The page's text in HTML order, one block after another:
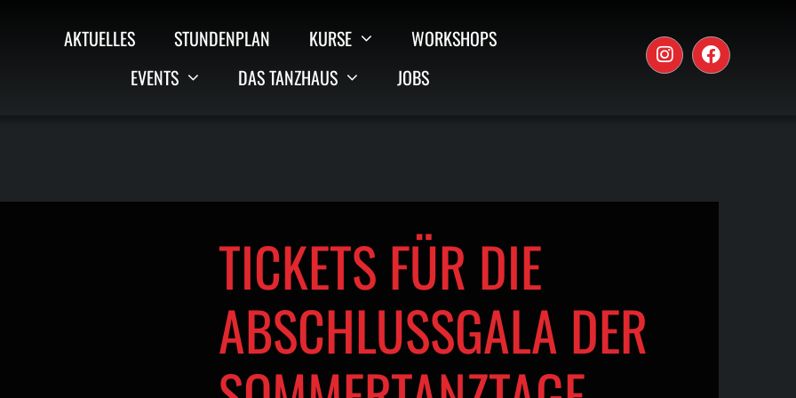
AKTUELLES STUNDENPLAN KURSE
WORKSHOPS
EVENTS
DAS TANZHAUS JOBS
TICKETS FÜR DIE
ABSCHLUSSGALA DER